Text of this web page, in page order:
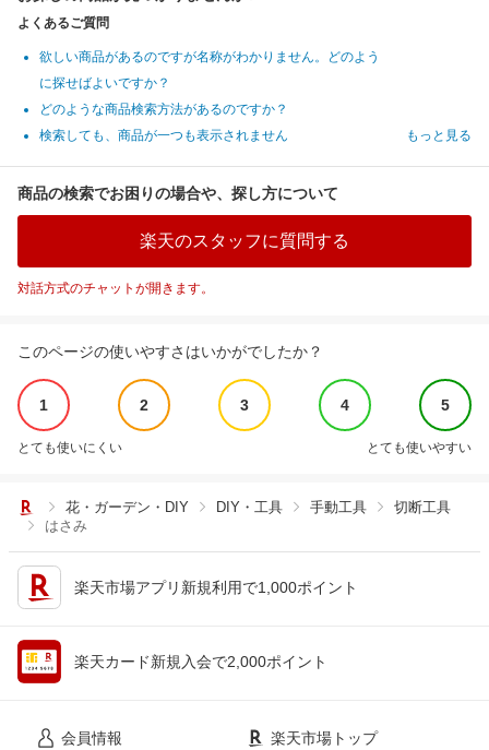
よくあるご質問
欲しい商品があるのですが名称がわかりません。どのよう
に探せばよいですか？
どのような商品検索方法があるのですか？
検索しても、商品が一つも表示されません
もっと見る
商品の検索でお困りの場合や、探し方について
楽天のスタッフに質問する
対話方式のチャットが開きます。
このページの使いやすさはいかがでしたか？
1 2 3 4 5
とても使いにくい とても使いやすい
花・ガーデン・DIY DIY・工具 手動工具
切断工具
はさみ
楽天市場アプリ新規利用で1,000ポイント
楽天カード新規入会で2,000ポイント
会員情報 楽天市場トップ